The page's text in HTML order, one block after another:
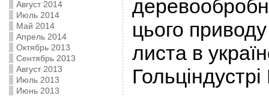
Август 2014
Июль 2014
Май 2014
Апрель 2014
Октябрь 2013
Сентябрь 2013
Август 2013
Июль 2013
Июнь 2013
цього
листа в